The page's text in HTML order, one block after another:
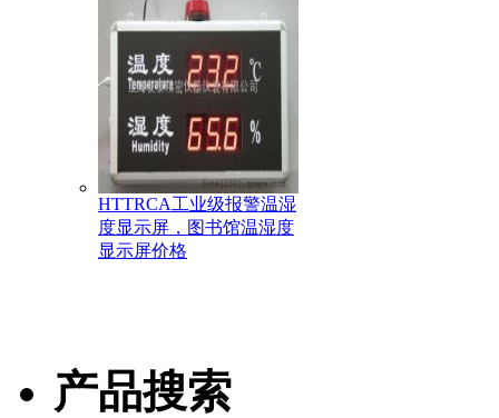
HTTRCA工业级报警温湿
度显示屏，图书馆温湿度
显示屏价格
产品搜索